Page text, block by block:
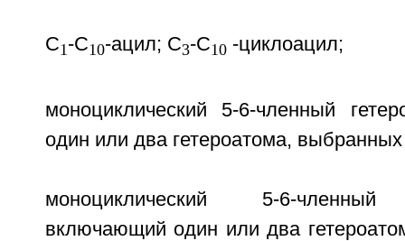
C1-C10-ацил; C3-C10-циклоацил;
моноциклический 5-6-членный
один или два гетероатома, выбранных
моноциклический 5-6-членный
включающий один или два